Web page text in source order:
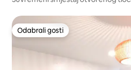
Odabrali gosti
Odabrali gosti